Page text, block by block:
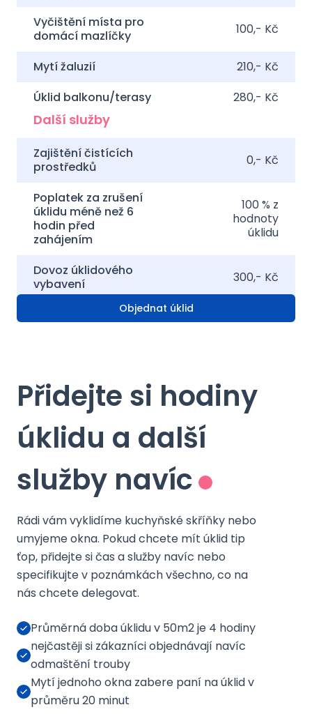
Vyčištění místa pro
domácí mazlíčky
100,- Kč
Mytí žaluzií
210,- Kč
Úklid balkonu/terasy
280,- Kč
Další služby
Zajištění čistících
prostředků
0,- Kč
Poplatek za zrušení
úklidu méně než 6
hodin před
zahájením
100 % z
hodnoty
úklidu
Dovoz úklidového
vybavení
300,- Kč
Objednat úklid
Přidejte si hodiny
úklidu a další
služby navíc
Rádi vám vyklidíme kuchyňské skříňky nebo
umyjeme okna. Pokud chcete mít úklid tip
ťop, přidejte si čas a služby navíc nebo
specifikujte v poznámkách všechno, co na
nás chcete delegovat.
Průměrná doba úklidu v 50m2 je 4 hodiny
nejčastěji si zákazníci objednávají navíc
odmaštění trouby
Mytí jednoho okna zabere paní na úklid v
průměru 20 minut